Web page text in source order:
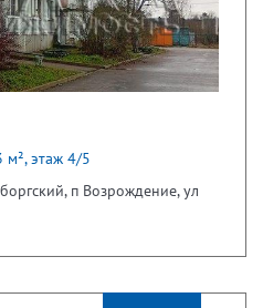
м², этаж 4/5
п Возрождение, ул